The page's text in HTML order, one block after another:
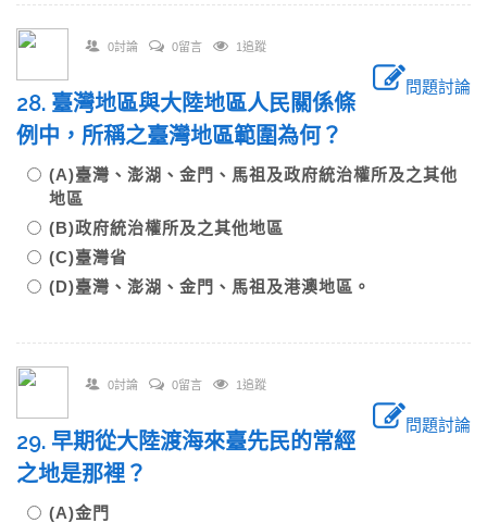
0討論 0留言 1追蹤
問題討論
28. 臺灣地區與大陸地區人民關係條
例中，所稱之臺灣地區範圍為何？
(A)臺灣、澎湖、金門、馬祖及政府統治權所及之其他
地區
(B)政府統治權所及之其他地區
(C)臺灣省
(D)臺灣、澎湖、金門、馬祖及港澳地區。
0討論 0留言 1追蹤
問題討論
29. 早期從大陸渡海來臺先民的常經
之地是那裡？
(A)金門